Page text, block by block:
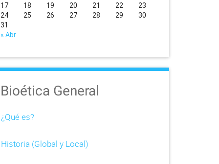
« Abr
17
18 19 20 21 22
23
24
25 26 27 28 29
30
31
Bioética General
¿Qué es?
Historia (Global y Local)